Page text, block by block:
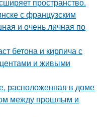
с французским
и очень личная по
бетона и кирпича с
и живыми
расположенная в доме
между прошлым и